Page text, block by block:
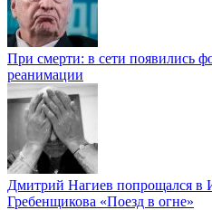
При смерти: в сети появились
реанимации
Дмитрий Нагиев попрощался в
Гребенщикова «Поезд в огне»